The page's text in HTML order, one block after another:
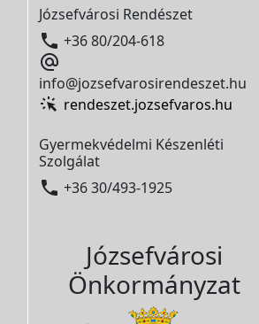
Józsefvárosi Rendészet
 +36 80/204-618

info@jozsefvarosirendeszet.hu
rendeszet.jozsefvaros.hu
Gyermekvédelmi Készenléti
Szolgálat
 +36 30/493-1925
Józsefvárosi
Önkormányzat